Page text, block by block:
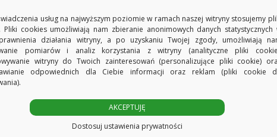
wsporników
– zakończenia Gałka Max
Instrukcja montażu
usług na najwyższym poziomie w ramach naszej witryny stosujemy
Pliki cookies umożliwiają nam zbieranie anonimowych danych statystycznych
działania witryny, a po uzyskaniu Twojej zgody, umożliwiają
pomiarów i analiz korzystania z witryny (analityczne pliki
witryny do Twoich zainteresowań (personalizujące pliki cookie)
odpowiednich dla Ciebie informacji oraz reklam (pliki cookie
AKCEPTUJĘ
Dostosuj ustawienia prywatności